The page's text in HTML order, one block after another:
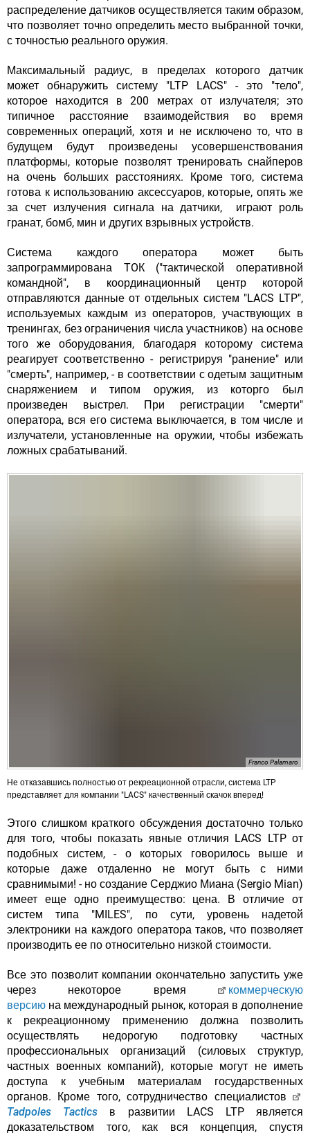
распределение датчиков осуществляется таким образом,
что позволяет точно определить место выбранной точки,
с точностью реального оружия.
Максимальный радиус, в пределах которого датчик
может обнаружить систему "LTP LACS" - это "тело",
которое находится в 200 метрах от излучателя; это
типичное расстояние взаимодействия во время
современных операций, хотя и не исключено то, что в
будущем будут произведены усовершенствования
платформы, которые позволят тренировать снайперов
на очень больших расстояниях. Кроме того, система
готова к использованию аксессуаров, которые, опять же
за счет излучения сигнала на датчики, играют роль
гранат, бомб, мин и других взрывных устройств.
Система каждого оператора может быть
запрограммирована TOК ("тактической оперативной
командной", в координационный центр которой
отправляются данные от отдельных систем "LACS LTP",
используемых каждым из операторов, участвующих в
тренингах, без ограничения числа участников) на основе
того же оборудования, благодаря которому система
реагирует соответственно - регистрируя "ранение" или
"смерть", например, - в соответствии с одетым защитным
снаряжением и типом оружия, из которго был
произведен выстрел. При регистрации "смерти"
оператора, вся его система выключается, в том числе и
излучатели, установленные на оружии, чтобы избежать
ложных срабатываний.
Franco Palamaro
Не отказавшись полностью от рекреационной отрасли, система LTP
представляет для компании "LACS" качественный скачок вперед!
Этого слишком краткого обсуждения достаточно только
для того, чтобы показать явные отличия LACS LTP от
подобных систем, - о которых говорилось выше и
которые даже отдаленно не могут быть с ними
сравнимыми! - но создание Серджио Миана (Sergio Mian)
имеет еще одно преимущество: цена. В отличие от
систем типа "MILES", по сути, уровень надетой
электроники на каждого оператора таков, что позволяет
производить ее по относительно низкой стоимости.
Все это позволит компании окончательно запустить уже
через некоторое время
коммерческую
версию на международный рынок, которая в дополнение
к рекреационному применению должна позволить
осуществлять недорогую подготовку частных
профессиональных организаций (силовых структур,
частных военных компаний), которые могут не иметь
доступа к учебным материалам государственных
органов. Кроме того, сотрудничество специалистов
Tadpoles Tactics в развитии LACS LTP является
доказательством того, как вся концепция, спустя